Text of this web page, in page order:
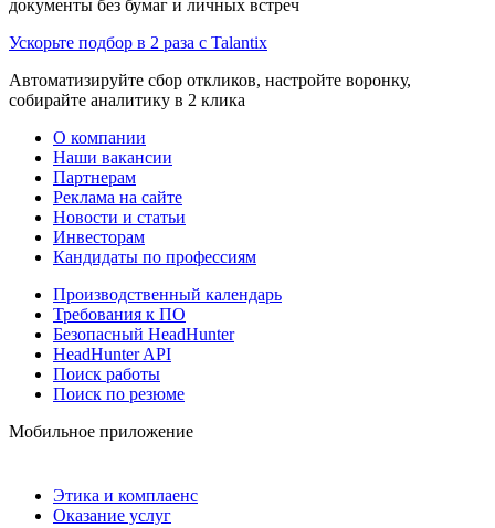
документы без бумаг и личных встреч
Ускорьте подбор в 2 раза с Talantix
Автоматизируйте сбор откликов, настройте воронку,
собирайте аналитику в 2 клика
О компании
Наши вакансии
Партнерам
Реклама на сайте
Новости и статьи
Инвесторам
Кандидаты по профессиям
Производственный календарь
Требования к ПО
Безопасный HeadHunter
HeadHunter API
Поиск работы
Поиск по резюме
Мобильное приложение
Этика и комплаенс
Оказание услуг